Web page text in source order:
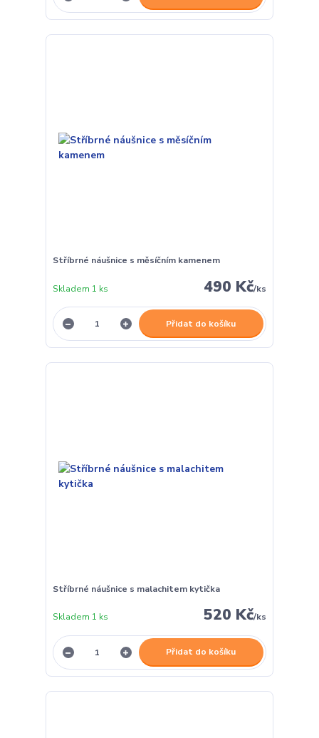
Stříbrné náušnice s měsíčním kamenem
490 Kč/ks
Skladem 1 ks
Přidat do košíku
Stříbrné náušnice s malachitem kytička
520 Kč/ks
Skladem 1 ks
Přidat do košíku